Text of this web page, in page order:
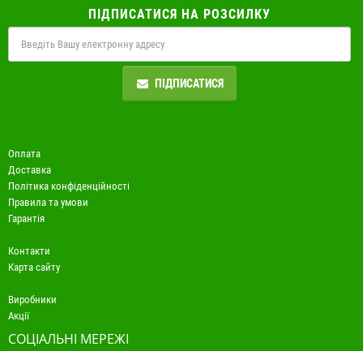
ПІДПИСАТИСЯ НА РОЗСИЛКУ
ПІДПИСАТИСЯ
Оплата
Доставка
Політика конфіденційності
Правила та умови
Гарантія
Контакти
Карта сайту
Виробники
Акції
СОЦІАЛЬНІ МЕРЕЖІ